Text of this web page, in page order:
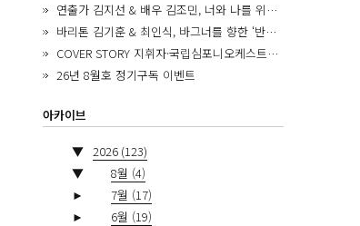
연출가 김지선 & 배우 김조민, 너와 나를 위한 ‘모두의 숲’에서 만나는 동심
바리톤 김기훈 & 최인식, 바그너를 향한 ‘반지 원정대’를 앞두고
COVER STORY 지휘자·국립심포니오케스트라 제8대 음악감독 로베르토 아바도
26년 8월호 정기구독 이벤트
아카이브
▼ 2026 (123)
▼
8월 (4)
►
7월 (17)
►
6월 (19)